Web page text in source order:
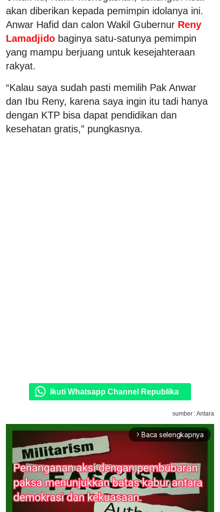
akan diberikan kepada pemimpin idolanya ini.
Anwar Hafid dan calon Wakil Gubernur Reny
Lamadjido baginya satu-satunya pemimpin
yang mampu berjuang untuk kesejahteraan
rakyat.
“Kalau saya sudah pasti memilih Pak Anwar
dan Ibu Reny, karena saya ingin itu tadi hanya
dengan KTP bisa dapat pendidikan dan
kesehatan gratis,” pungkasnya.
Ikuti Whatsapp Channel Republika
sumber : Antara
arrow_forward_ios Baca selengkapnya